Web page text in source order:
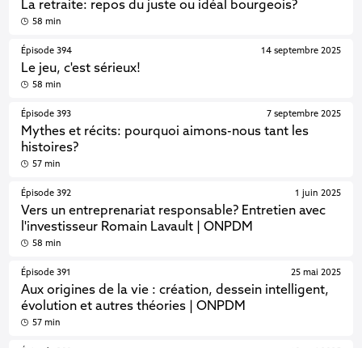
La retraite: repos du juste ou idéal bourgeois?
58 min
Épisode 394
Le jeu, c'est sérieux!
14 septembre 2025
58 min
Épisode 393
Mythes et récits: pourquoi aimons-nous tant les
histoires?
7 septembre 2025
57 min
Épisode 392
Vers un entreprenariat responsable? Entretien avec
l'investisseur Romain Lavault | ONPDM
1 juin 2025
58 min
Épisode 391
Aux origines de la vie : création, dessein intelligent,
évolution et autres théories | ONPDM
25 mai 2025
57 min